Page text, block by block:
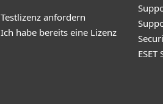
Testlizenz anfordern
Ich habe bereits eine Lizenz